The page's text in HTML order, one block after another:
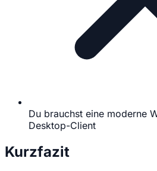
Du brauchst eine moderne
Desktop-Client
Kurzfazit